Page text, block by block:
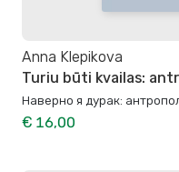
Anna Klepikova
Turiu būti kvailas:
Наверно я дурак:
€ 16,00